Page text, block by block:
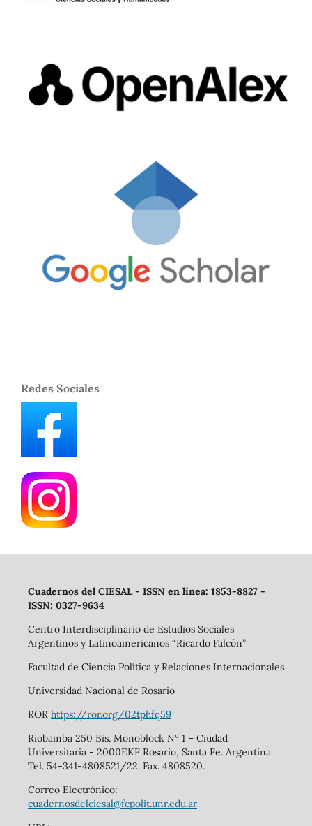
Redes Sociales
Cuadernos del CIESAL - ISSN en línea: 1853-8827 -
ISSN: 0327-9634
Centro Interdisciplinario de Estudios Sociales
Argentinos y Latinoamericanos “Ricardo Falcón”
Facultad de Ciencia Política y Relaciones Internacionales
Universidad Nacional de Rosario
ROR https://ror.org/02tphfq59
Riobamba 250 Bis. Monoblock Nº 1 – Ciudad
Universitaria - 2000EKF Rosario, Santa Fe. Argentina
Tel. 54-341-4808521/22. Fax. 4808520.
Correo Electrónico:
cuadernosdelciesal@fcpolit.unr.edu.ar